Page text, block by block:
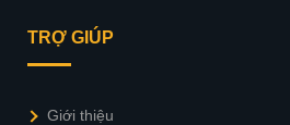
TRỢ GIÚP
Giới thiệu